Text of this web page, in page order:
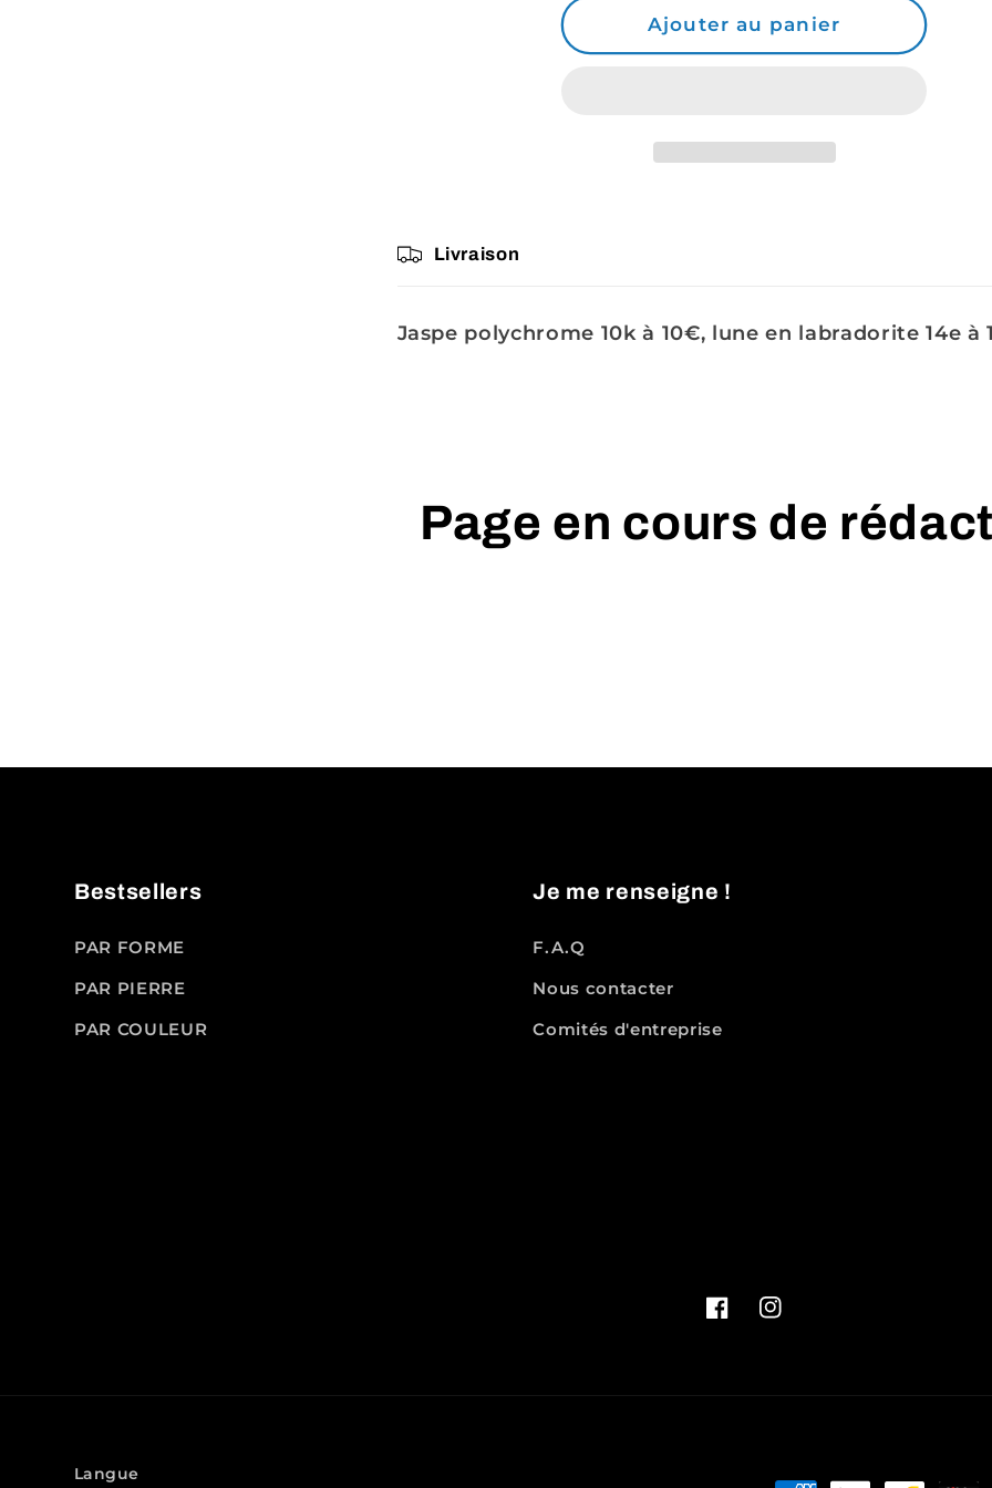
de
Commande
de
Commande
Ajouter au panier
Livraison
Jaspe polychrome 10k à 10€, lune en labradorite 14e à
Page en cours de
Bestsellers
PAR FORME
PAR PIERRE
PAR COULEUR
Je me renseigne !
F.A.Q
Nous contacter
Comités d'entreprise
FacebookInstagram
Langue